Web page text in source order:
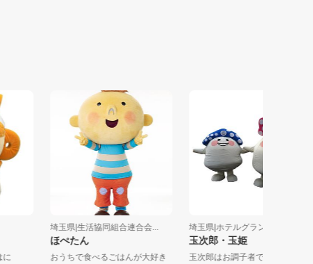
はに
埼玉県|生活協同組合連合会...
ほぺたん
おうちで食べるごはんが大好き
埼玉県|ホテルグランティア...
玉次郎・玉姫
玉次郎はお調子者でいつも